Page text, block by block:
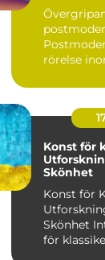
rörelse
Konst för
Skönhet
Konst för
Skönhet Introduction: Konst
för